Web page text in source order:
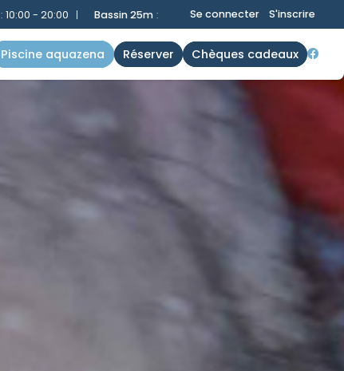
10:00 - 20:00 | Bassin Ludique 10:00 - 12:00 et 13:00 - 19:00 |
Se connecter S'inscrire
piscine aquazena réserver chèques cadeaux